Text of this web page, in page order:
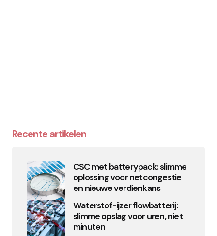
Recente artikelen
CSC met batterypack: slimme
oplossing voor netcongestie
en nieuwe verdienkans
Waterstof-ijzer flowbatterij:
slimme opslag voor uren, niet
minuten